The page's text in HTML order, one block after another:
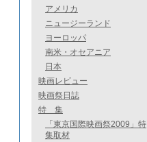
アメリカ
ニュージーランド
ヨーロッパ
南米・オセアニア
日本
映画レビュー
映画祭日誌
特 集
「東京国際映画祭2009」特
集取材